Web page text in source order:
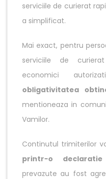
serviciile de curierat
a simplificat.
Mai exact, pentru
serviciile de
economici
obligativitatea
mentioneaza in
Vamilor.
Continutul trimiterilor
printr-o
prevazute au fost